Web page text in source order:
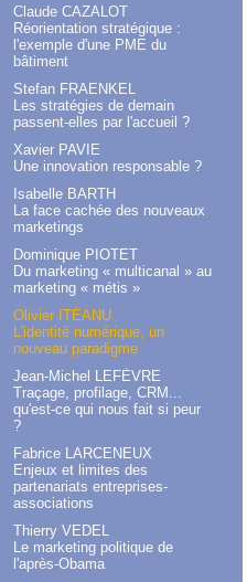
Claude CAZALOT
Réorientation stratégique :
l'exemple d'une PME du
bâtiment
Stefan FRAENKEL
Les stratégies de demain
passent-elles par l'accueil ?
Xavier PAVIE
Une innovation responsable ?
Isabelle BARTH
La face cachée des nouveaux
marketings
Dominique PIOTET
Du marketing « multicanal » au
marketing « métis »
Olivier ITÉANU
L'identité numérique, un
nouveau paradigme
Jean-Michel LEFÈVRE
Traçage, profilage, CRM...
qu'est-ce qui nous fait si peur
?
Fabrice LARCENEUX
Enjeux et limites des
partenariats entreprises-
associations
Thierry VEDEL
Le marketing politique de
l'après-Obama